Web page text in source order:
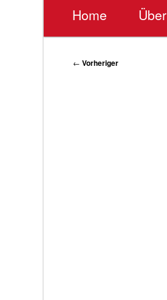
Home
Beitragsnavigation
← Vorheriger